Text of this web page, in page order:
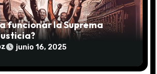
funcionar la Suprema
junio 16, 2025